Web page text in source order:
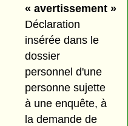
« avertissement »
Déclaration
insérée dans le
dossier
personnel d'une
personne sujette
à une enquête, à
la demande de